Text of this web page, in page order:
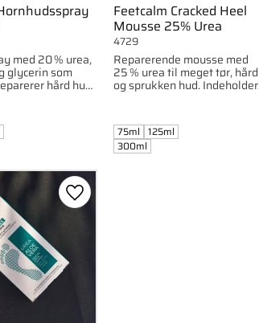
med 20 % urea,
glycerin som
hård hud
Feetcalm Cracked Heel
Mousse 25% Urea
Reparerende mousse med
25 % urea til meget tør, hård
og sprukken hud. Indeholder
4729
75ml 125ml
300ml
Gem som favorit